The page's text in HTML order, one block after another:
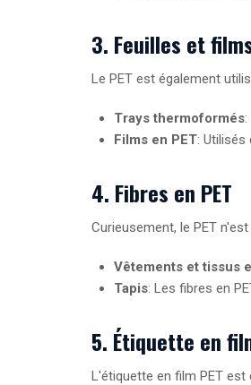
3. Feuilles et
Le PET est également
Trays thermoformés
Films en PET:
4. Fibres en PET
Curieusement, le PET
Vêtements et tissus
Tapis: Les fibres en
5. Étiquette en
L'étiquette en film PET